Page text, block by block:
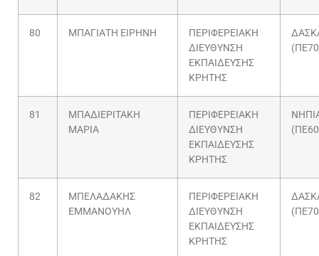
80 ΜΠΑΓΙΑΤΗ ΕΙΡΗΝΗ
ΠΕΡΙΦΕΡΕΙΑΚΗ
ΔΙΕΥΘΥΝΣΗ
ΕΚΠΑΙΔΕΥΣΗΣ
ΚΡΗΤΗΣ
81
ΜΠΑΔΙΕΡΙΤΑΚΗ
ΜΑΡΙΑ
ΠΕΡΙΦΕΡΕΙΑΚΗ
ΔΙΕΥΘΥΝΣΗ
ΕΚΠΑΙΔΕΥΣΗΣ
ΚΡΗΤΗΣ
82
ΜΠΕΛΑΔΑΚΗΣ
ΕΜΜΑΝΟΥΗΛ
ΠΕΡΙΦΕΡΕΙΑΚΗ
ΔΙΕΥΘΥΝΣΗ
ΕΚΠΑΙΔΕΥΣΗΣ
ΚΡΗΤΗΣ